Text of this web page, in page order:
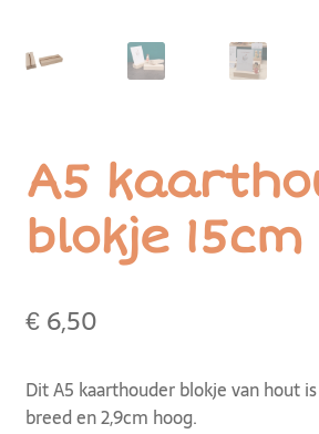
A5
blokje 15cm
€6,50
Dit A5 kaarthouder blokje van hout
breed en 2,9cm hoog.